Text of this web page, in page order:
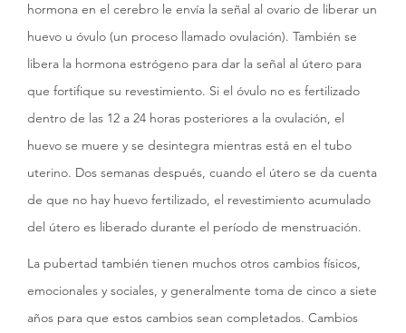
hormona en el cerebro le envía la señal al ovario de liberar un
huevo u óvulo (un proceso llamado ovulación). También se
libera la hormona estrógeno para dar la señal al útero para
que fortifique su revestimiento. Si el óvulo no es fertilizado
dentro de las 12 a 24 horas posteriores a la ovulación, el
huevo se muere y se desintegra mientras está en el tubo
uterino. Dos semanas después, cuando el útero se da cuenta
de que no hay huevo fertilizado, el revestimiento acumulado
del útero es liberado durante el período de menstruación.
La pubertad también tienen muchos otros cambios físicos,
emocionales y sociales, y generalmente toma de cinco a siete
años para que estos cambios sean completados. Cambios